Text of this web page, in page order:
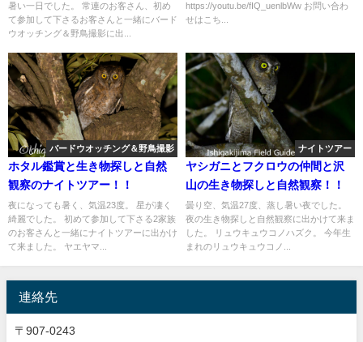
グ＆野鳥撮影ガイド!!
暑い一日でした。 常連のお客さん、初め
て参加して下さるお客さんと一緒にバード
ウオッチング＆野鳥撮影に出...
https://youtu.be/fIQ_uenlbWw お問い合わ
せはこち...
バードウオッチング＆野鳥撮影
ホタル鑑賞と生き物探しと自然
観察のナイトツアー！！
夜になっても暑く、気温23度。 星が凄く
綺麗でした。 初めて参加して下さる2家族
のお客さんと一緒にナイトツアーに出かけ
て来ました。 ヤエヤマ...
ナイトツアー
ヤシガニとフクロウの仲間と沢
山の生き物探しと自然観察！！
曇り空、気温27度、蒸し暑い夜でした。
夜の生き物探しと自然観察に出かけて来ま
した。 リュウキュウコノハズク。 今年生
まれのリュウキュウコノ...
連絡先
〒907-0243